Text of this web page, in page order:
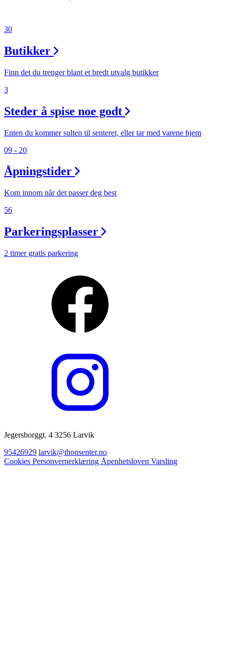
30
Butikker
Finn det du trenger blant et bredt utvalg butikker
3
Steder å spise noe godt
Enten du kommer sulten til senteret, eller tar med varene hjem
09 - 20
Åpningstider
Kom innom når det passer deg best
56
Parkeringsplasser
2 timer gratis parkering
Jegersborggt. 4 3256 Larvik
95426929 larvik@thonsenter.no
Cookies Personvernerklæring Åpenhetsloven Varsling